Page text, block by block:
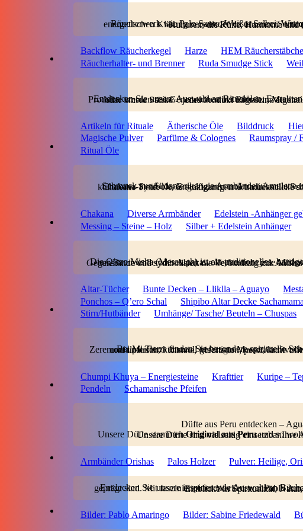
Räucherwerk wie Palo Santo, Weißer Salbei, Wiraqoya und Copal wird traditionell zur Reinigung von Räumen, zum Schutz
Backflow Räucherkegel Harze HEM
Räucherhalter- und Brenner
Ruda Smudge Stick
Entdecken Sie unsere Auswahl an Ritualölen, Extrakten, Kräutern und Pulvern aus der traditionellen spirituellen Praxis Lateinamerikas. Diese Produkte werden
Artikeln für Rituale Ätherische Öle Bilddruck
Magische Pulver
Parfüme & Colognes Raumspray /
Ritual Öle
Chakana Diverse Armbänder Edelstein -Anhänger
Messing – Steine – Holz
Silber + Edelstein Anhänger
Die Q’ero Misha (Mesatuch) ist ein traditionelles, handgewebtes Textil aus den Anden mit tiefer kultureller und spiritueller Bedeutung. Gefertigt aus Baumwolle oder
Altar-Tücher Bunte Decken – Lliklla – Aguayo
Ponchos – Q’ero Schal
Shipibo Altar Decke Sachamama
Stirn/Hutbänder
Umhänge/ Tasche/ Beuteln – Chuspas
Bei Mi Tierra finden Sie besondere spirituelle Schätze: Chumpi Khuyas mit heiliger Energie, ausgewählte Edelsteine, traditionelle Zeremonialpfeifen,
Chumpi Khuya – Energiesteine Krafttier Kuripe –
Pendeln
Schamanische Pfeifen
Düfte aus Peru entdecken –
Unsere Düfte stammenOriginal aus Peru
und so wohlklingend wie ihre Namen, so wohlriechend ist auch der Geruch,
Armbänder Orishas Palos Holzer Pulver: Heilige,
Entdecken Sie unsere inspirierende Auswahl an Büchern, Musik und Kunstwerken, die von indigener Weisheit und visionären Traditionen geprägt
bieten diese einzigartigen Schätze tiefe
Bilder: Pablo Amaringo Bilder: Sabine Friedewald